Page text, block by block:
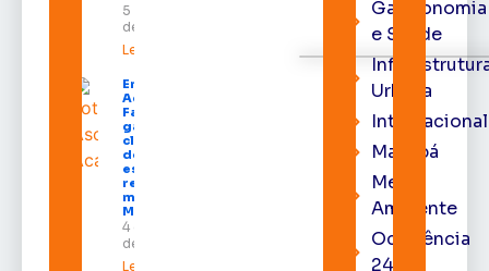
5 de agosto
de 2026
Leia mais »
Emenda de
Acácio
Favacho
garante
climatização
de todas as
escolas da
rede
municipal de
Macapá
4 de agosto
de 2026
Leia mais »
Gastronomia
e Saúde
Urbana
Internacional
Macapá
Meio
Ambiente
Ocorrência
24h